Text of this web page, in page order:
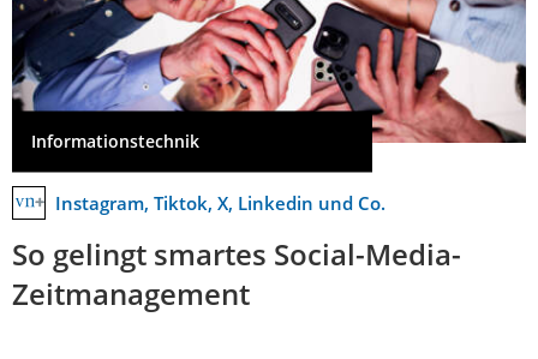
Informationstechnik
Instagram, Tiktok, X, Linkedin und Co.
So gelingt smartes Social-Media-
Zeitmanagement